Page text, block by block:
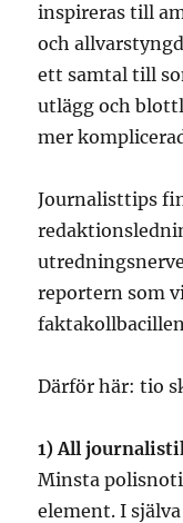
inspireras till
och
ett samtal till
utlägg och
mer
Journalisttips
reportern som
Därför här: tio
1) All
Minsta
element. I